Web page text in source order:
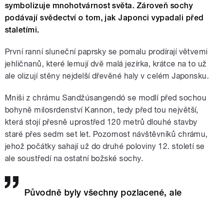
symbolizuje mnohotvárnost světa. Zároveň sochy
podávají svědectví o tom, jak Japonci vypadali před
staletími.
První ranní sluneční paprsky se pomalu prodírají větvemi
jehličnanů, které lemují dvě malá jezírka, krátce na to už
ale olizují stěny nejdelší dřevěné haly v celém Japonsku.
Mniši z chrámu Sandžúsangendó se modlí před sochou
bohyně milosrdenství Kannon, tedy před tou největší,
která stojí přesně uprostřed 120 metrů dlouhé stavby
staré přes sedm set let. Pozornost návštěvníků chrámu,
jehož počátky sahají už do druhé poloviny 12. století se
ale soustředí na ostatní božské sochy.
Původně byly všechny pozlacené, ale